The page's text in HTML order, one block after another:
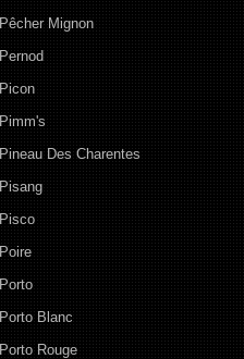
Pêcher Mignon
Pernod
Picon
Pimm's
Pineau Des Charentes
Pisang
Pisco
Poire
Porto
Porto Blanc
Porto Rouge